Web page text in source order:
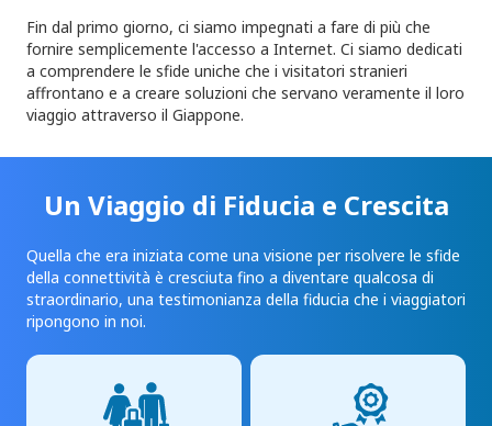
Fin dal primo giorno, ci siamo impegnati a fare di più che
fornire semplicemente l'accesso a Internet. Ci siamo dedicati
a comprendere le sfide uniche che i visitatori stranieri
affrontano e a creare soluzioni che servano veramente il loro
viaggio attraverso il Giappone.
Un Viaggio di Fiducia e Crescita
Quella che era iniziata come una visione per risolvere le sfide
della connettività è cresciuta fino a diventare qualcosa di
straordinario, una testimonianza della fiducia che i viaggiatori
ripongono in noi.